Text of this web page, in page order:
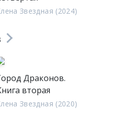
Звездная (2024)
Драконов.
вторая
Звездная (2020)